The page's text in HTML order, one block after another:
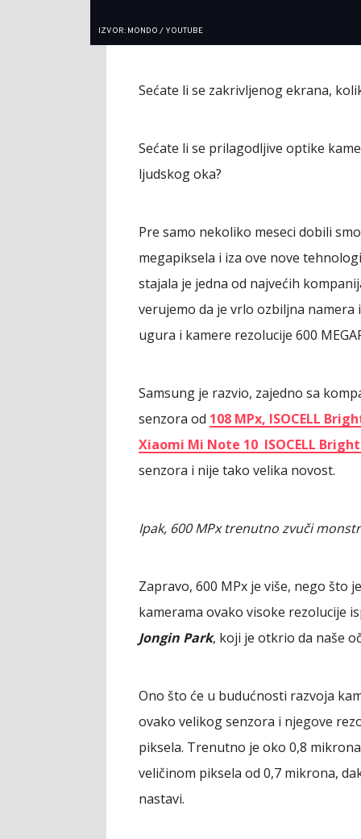
IZVOR: MONDO / YOUTUBE
Sećate li se zakrivljenog ekrana,
Sećate li se prilagodljive optike
ljudskog oka?
Pre samo nekoliko meseci dobili
megapiksela i iza ove nove
stajala je jedna od najvećih
verujemo da je vrlo ozbiljna
ugura i kamere rezolucije 600
Samsung je razvio, zajedno sa
senzora od 108 MPx, ISOCELL
Xiaomi Mi Note 10 ISOCELL
senzora i nije tako velika novost.
Ipak, 600 MPx trenutno zvuči
Zapravo, 600 MPx je više, nego što
kamerama ovako visoke rezolucije
Jongin Park, koji je otkrio da naše
Ono što će u budućnosti razvoja
ovako velikog senzora i njegove
piksela. Trenutno je oko 0,8
veličinom piksela od 0,7 mikrona,
nastavi.